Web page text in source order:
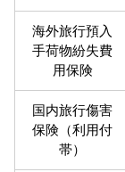
海外旅行預入
手荷物紛失費
用保険
国内旅行傷害
保険（利用付
帯）